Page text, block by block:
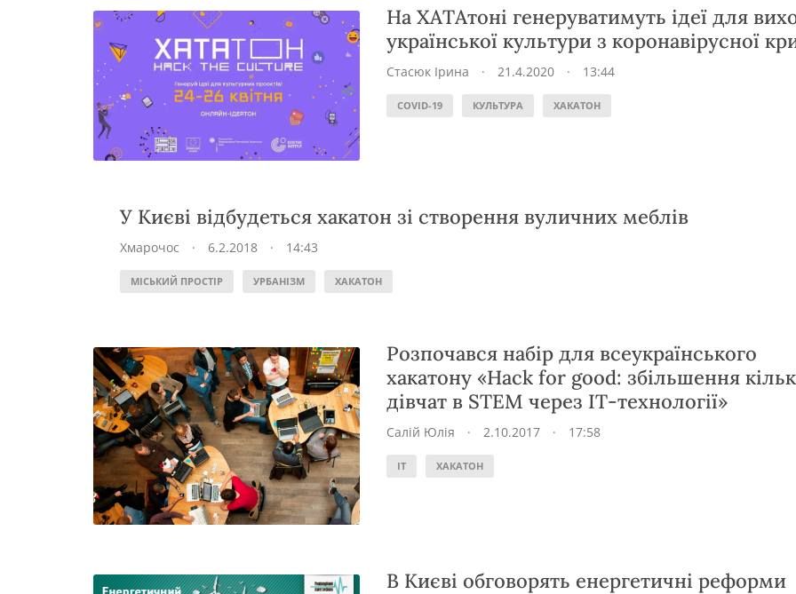
На ХАТАтоні генеруватимуть ідеї для
української культури з коронавірусної
Стасюк Ірина · 21.4.2020 · 13:44
COVID-19 КУЛЬТУРА ХАКАТОН
У Києві відбудеться хакатон зі створення вуличних меблів
Хмарочос · 6.2.2018 · 14:43
МІСЬКИЙ ПРОСТІР УРБАНІЗМ ХАКАТОН
Розпочався набір для всеукраїнського
хакатону «Hack for good: збільшення
дівчат в STEM через IT-технології»
Салій Юлія · 2.10.2017 · 17:58
IT ХАКАТОН
В Києві обговорять енергетичні реформи